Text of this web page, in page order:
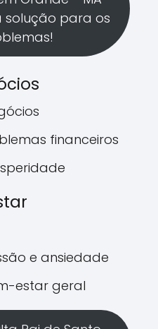
solução para os
financeiros
e ansiedade
estar geral